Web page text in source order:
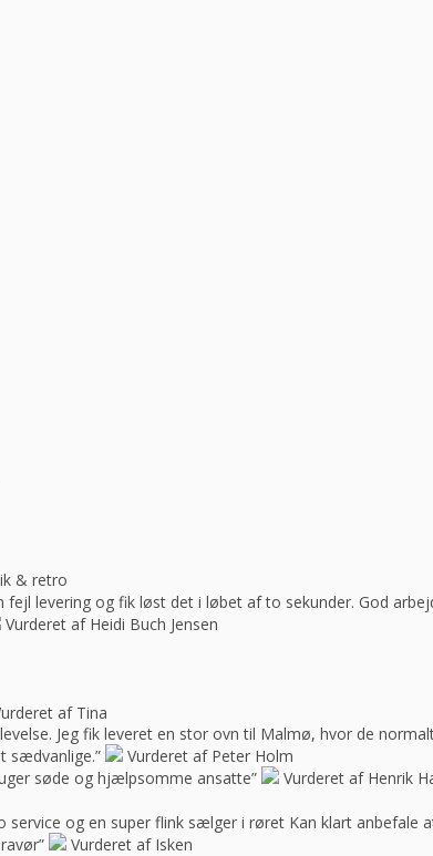
& retro
levering og fik løst det i løbet af to sekunder. God
Vurderet af Heidi Buch Jensen
af Tina
Jeg fik leveret en stor ovn til Malmø, hvor de
sædvanlige.”
Vurderet af Peter Holm
søde og hjælpsomme ansatte”
Vurderet af Henrik
og en super flink sælger i røret Kan klart anbefale
Vurderet af Isken